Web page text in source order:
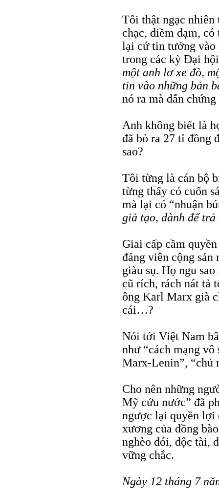
Tôi thật ngạc nhiên
chạc, điềm đạm,
lại cứ tin tưởng vào
trong các kỳ Đại
một anh lơ xe đò,
tin vào những bản
nó ra mà dẫn
Anh không biết là
đã bỏ ra 27 tỉ đồng
sao?
Tôi từng là cán bộ
từng thấy có cuốn
mà lại có “nhuận
giả tạo, dành để trả
Giai cấp cầm
đảng viên cộng sản
giàu sụ. Họ ngu
cũ rích, rách nát tả
ông Karl Marx già
cái…?
Nói tới Việt Nam
như “cách mạng vô
Marx-Lenin”, “chủ
Cho nên những
Mỹ cứu nước” đã
ngược lại quyền lợi
xương của đồng
nghèo đói, độc tài,
vững chắc.
Ngày 12 tháng 7